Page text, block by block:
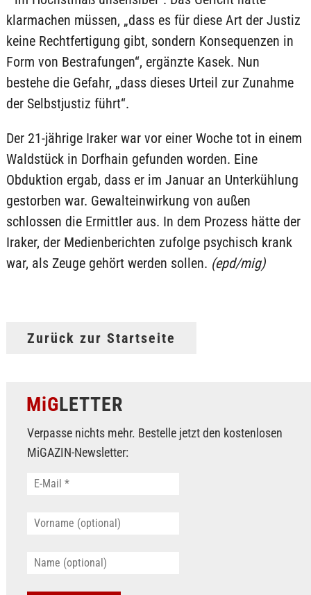
klarmachen müssen, „dass es für diese Art der Justiz
keine Rechtfertigung gibt, sondern Konsequenzen in
Form von Bestrafungen“, ergänzte Kasek. Nun
bestehe die Gefahr, „dass dieses Urteil zur Zunahme
der Selbstjustiz führt“.
Der 21-jährige Iraker war vor einer Woche tot in einem
Waldstück in Dorfhain gefunden worden. Eine
Obduktion ergab, dass er im Januar an Unterkühlung
gestorben war. Gewalteinwirkung von außen
schlossen die Ermittler aus. In dem Prozess hätte der
Iraker, der Medienberichten zufolge psychisch krank
war, als Zeuge gehört werden sollen. (epd/mig)
Zurück zur Startseite
MiGLETTER
Verpasse nichts mehr. Bestelle jetzt den kostenlosen
MiGAZIN-Newsletter: